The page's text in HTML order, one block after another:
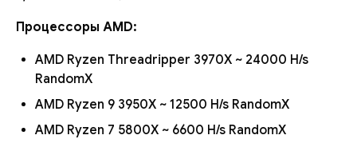
Процессоры AMD:
AMD Ryzen Threadripper 3970X ~ 24000 H/s
RandomX
AMD Ryzen 9 3950X ~ 12500 H/s RandomX
AMD Ryzen 7 5800X ~ 6600 H/s RandomX